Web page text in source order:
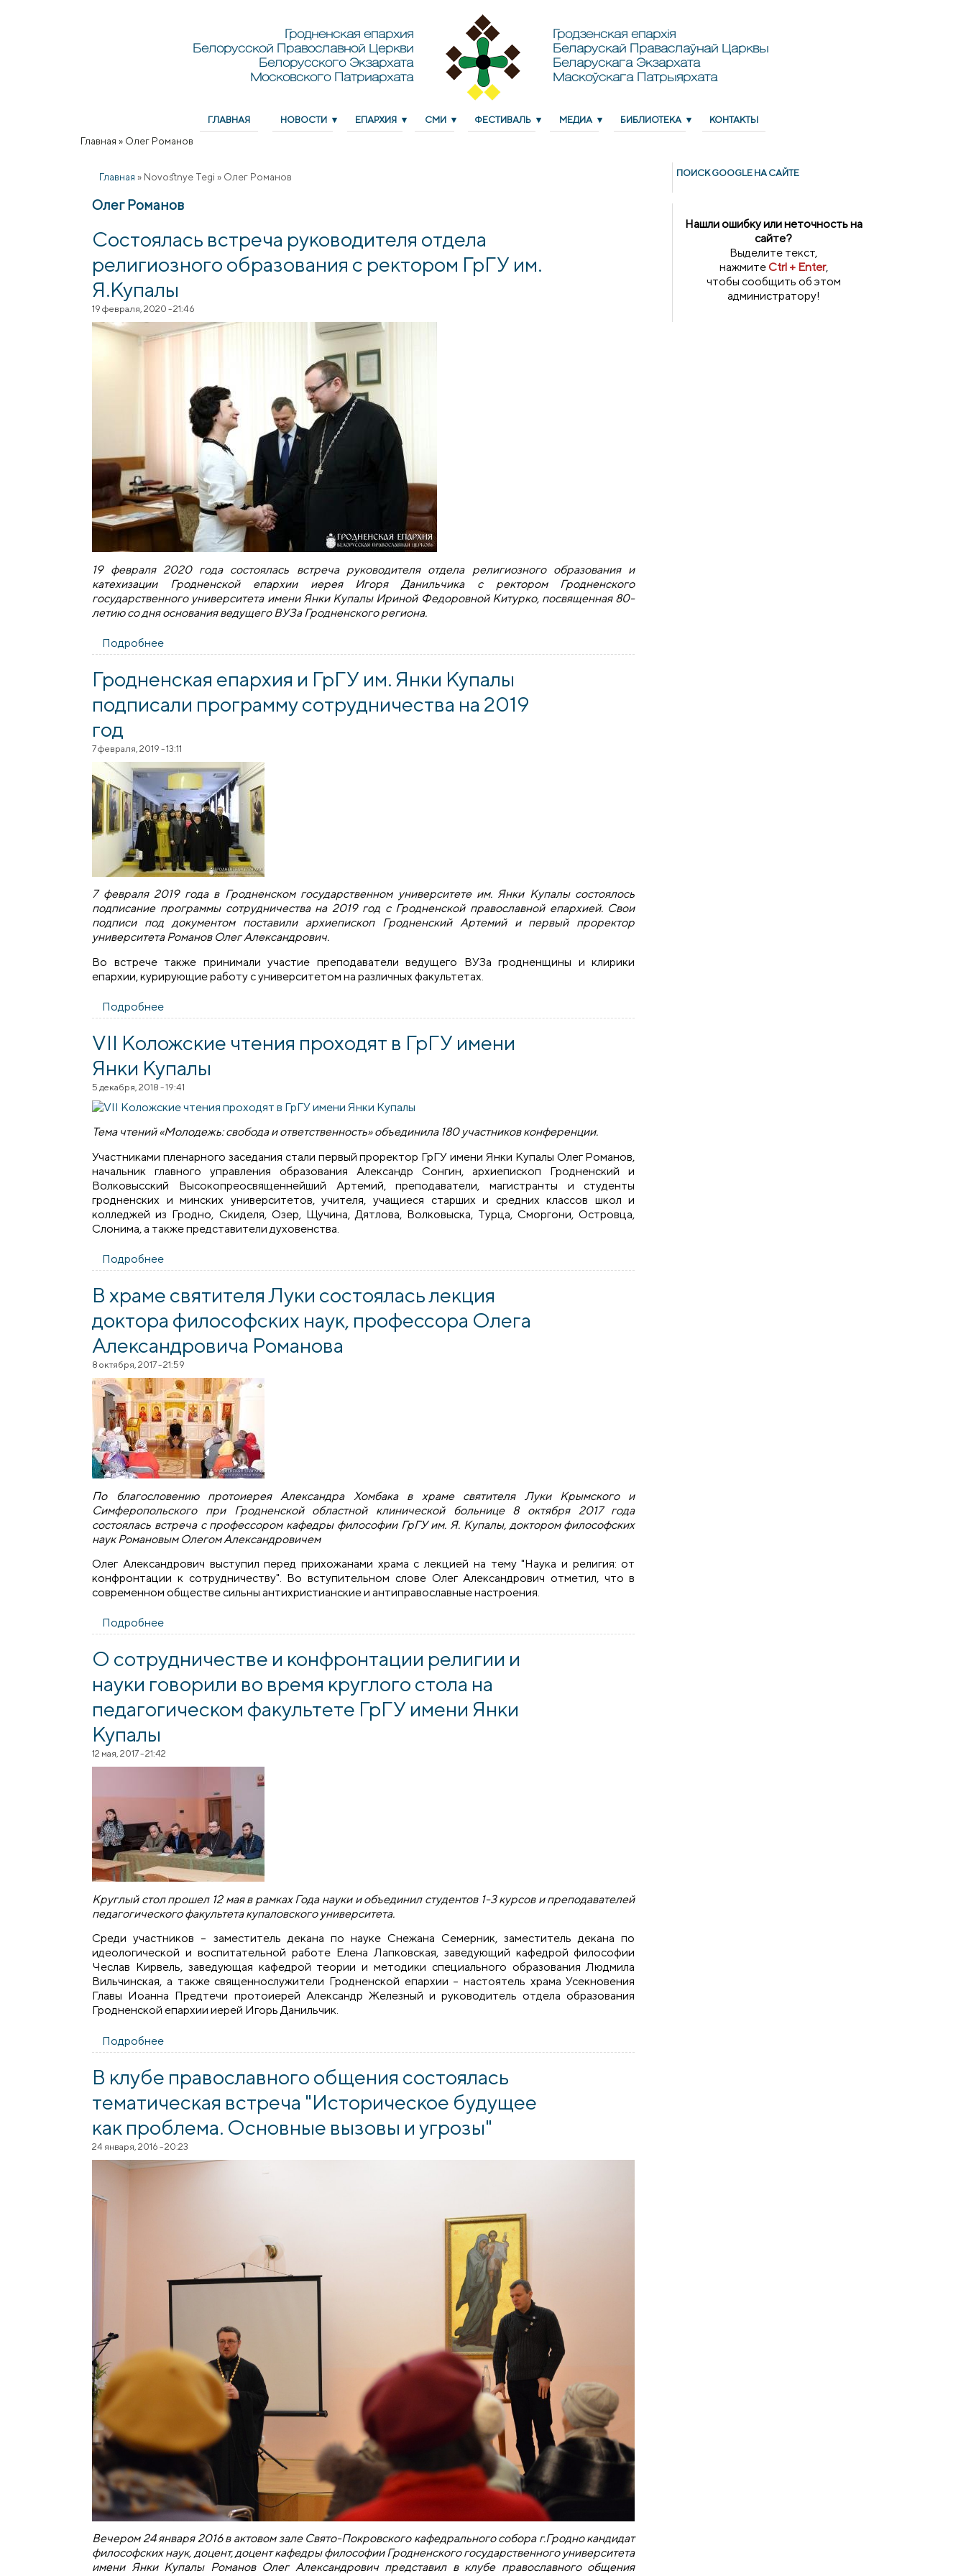
Гродненская епархия
Белорусской Православной Церкви
Белорусского Экзархата
Московского Патриархата
Гродзенская епархія
Беларускай Праваслаўнай Царквы
Беларускага Экзархата
Маскоўскага Патрыярхата
ГЛАВНАЯ НОВОСТИ ЕПАРХИЯ СМИ ФЕСТИВАЛЬ МЕДИА БИБЛИОТЕКА КОНТАКТЫ
Главная » Олег Романов
Главная » Novostnye Tegi » Олег Романов
Олег Романов
Состоялась встреча руководителя отдела
религиозного образования с ректором ГрГУ им.
Я.Купалы
19 февраля, 2020 - 21:46
19 февраля 2020 года состоялась встреча руководителя отдела религиозного образования и
катехизации Гродненской епархии иерея Игоря Данильчика с ректором Гродненского
государственного университета имени Янки Купалы Ириной Федоровной Китурко, посвященная 80-
летию со дня основания ведущего ВУЗа Гродненского региона.
Подробнее
Гродненская епархия и ГрГУ им. Янки Купалы
подписали программу сотрудничества на 2019
год
7 февраля, 2019 - 13:11
7 февраля 2019 года в Гродненском государственном университете им. Янки Купалы состоялось
подписание программы сотрудничества на 2019 год с Гродненской православной епархией. Свои
подписи под документом поставили архиепископ Гродненский Артемий и первый проректор
университета Романов Олег Александрович.
Во встрече также принимали участие преподаватели ведущего ВУЗа гродненщины и клирики
епархии, курирующие работу с университетом на различных факультетах.
Подробнее
VІI Коложские чтения проходят в ГрГУ имени
Янки Купалы
5 декабря, 2018 - 19:41
Тема чтений «Молодежь: свобода и ответственность» объединила 180 участников конференции.
Участниками пленарного заседания стали первый проректор ГрГУ имени Янки Купалы Олег Романов,
начальник главного управления образования Александр Сонгин, архиепископ Гродненский и
Волковысский Высокопреосвященнейший Артемий, преподаватели, магистранты и студенты
гродненских и минских университетов, учителя, учащиеся старших и средних классов школ и
колледжей из Гродно, Скиделя, Озер, Щучина, Дятлова, Волковыска, Турца, Сморгони, Островца,
Слонима, а также представители духовенства.
Подробнее
В храме святителя Луки состоялась лекция
доктора философских наук, профессора Олега
Александровича Романова
8 октября, 2017 - 21:59
По благословению протоиерея Александра Хомбака в храме святителя Луки Крымского и
Симферопольского при Гродненской областной клинической больнице 8 октября 2017 года
состоялась встреча с профессором кафедры философии ГрГУ им. Я. Купалы, доктором философских
наук Романовым Олегом Александровичем
Олег Александрович выступил перед прихожанами храма с лекцией на тему "Наука и религия: от
конфронтации к сотрудничеству". Во вступительном слове Олег Александрович отметил, что в
современном обществе сильны антихристианские и антиправославные настроения.
Подробнее
О сотрудничестве и конфронтации религии и
науки говорили во время круглого стола на
педагогическом факультете ГрГУ имени Янки
Купалы
12 мая, 2017 - 21:42
Круглый стол прошел 12 мая в рамках Года науки и объединил студентов 1-3 курсов и преподавателей
педагогического факультета купаловского университета.
Среди участников – заместитель декана по науке Снежана Семерник, заместитель декана по
идеологической и воспитательной работе Елена Лапковская, заведующий кафедрой философии
Чеслав Кирвель, заведующая кафедрой теории и методики специального образования Людмила
Вильчинская, а также священнослужители Гродненской епархии – настоятель храма Усекновения
Главы Иоанна Предтечи протоиерей Александр Железный и руководитель отдела образования
Гродненской епархии иерей Игорь Данильчик.
Подробнее
В клубе православного общения состоялась
тематическая встреча "Историческое будущее
как проблема. Основные вызовы и угрозы"
24 января, 2016 - 20:23
Вечером 24 января 2016 в актовом зале Свято-Покровского кафедрального собора г.Гродно кандидат
философских наук, доцент, доцент кафедры философии Гродненского государственного университета
имени Янки Купалы Романов Олег Александрович представил в клубе православного общения
ПОИСК GOОGLE НА САЙТЕ
Нашли ошибку или неточность на
сайте?
Выделите текст,
нажмитеCtrl + Enter,
чтобы сообщить об этом
администратору!